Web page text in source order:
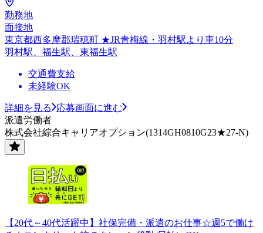
勤務地
面接地
東京都西多摩郡瑞穂町 ★JR青梅線・羽村駅より車10分
羽村駅、福生駅、東福生駅
交通費支給
未経験OK
詳細を見る
応募画面に進む
派遣労働者
株式会社綜合キャリアオプション(1314GH0810G23★27-N)
【20代～40代活躍中】社保完備・派遣のお仕事☆週5で働け